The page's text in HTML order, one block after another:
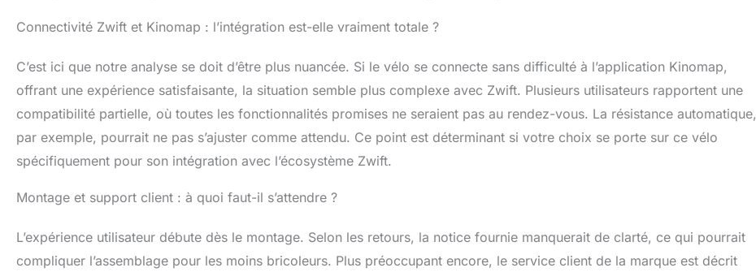
Connectivité Zwift et Kinomap : l’intégration est-elle vraiment totale ?
C’est ici que notre analyse se doit d’être plus nuancée. Si le vélo se connecte sans difficulté à l’application Kinomap,
offrant une expérience satisfaisante, la situation semble plus complexe avec Zwift. Plusieurs utilisateurs rapportent une
compatibilité partielle, où toutes les fonctionnalités promises ne seraient pas au rendez-vous. La résistance automatique,
par exemple, pourrait ne pas s’ajuster comme attendu. Ce point est déterminant si votre choix se porte sur ce vélo
spécifiquement pour son intégration avec l’écosystème Zwift.
Montage et support client : à quoi faut-il s’attendre ?
L’expérience utilisateur débute dès le montage. Selon les retours, la notice fournie manquerait de clarté, ce qui pourrait
compliquer l’assemblage pour les moins bricoleurs. Plus préoccupant encore, le service client de la marque est décrit